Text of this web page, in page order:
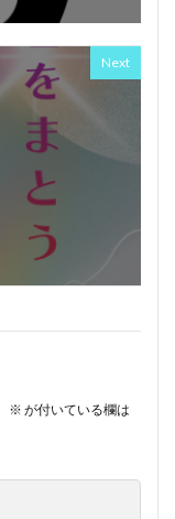
Next
※ が付いている欄は